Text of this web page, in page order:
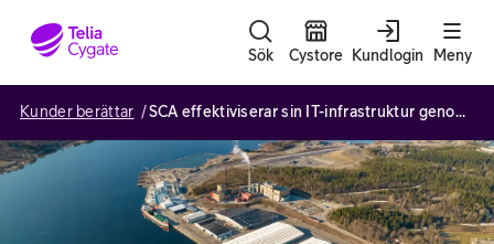
Gå till sidans innehåll
Sök Cystore Kundlogin Meny
Kunder berättar SCA effektiviserar sin IT-infrastruktur genom centraliserad livscykelhantering